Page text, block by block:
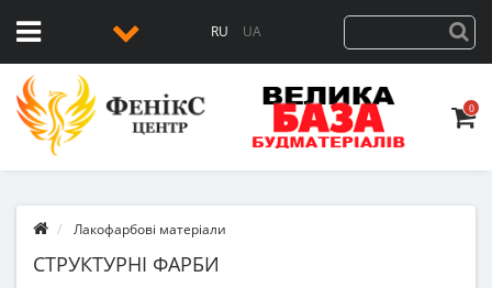
RU UA
0
Лакофарбові матеріали
СТРУКТУРНІ ФАРБИ